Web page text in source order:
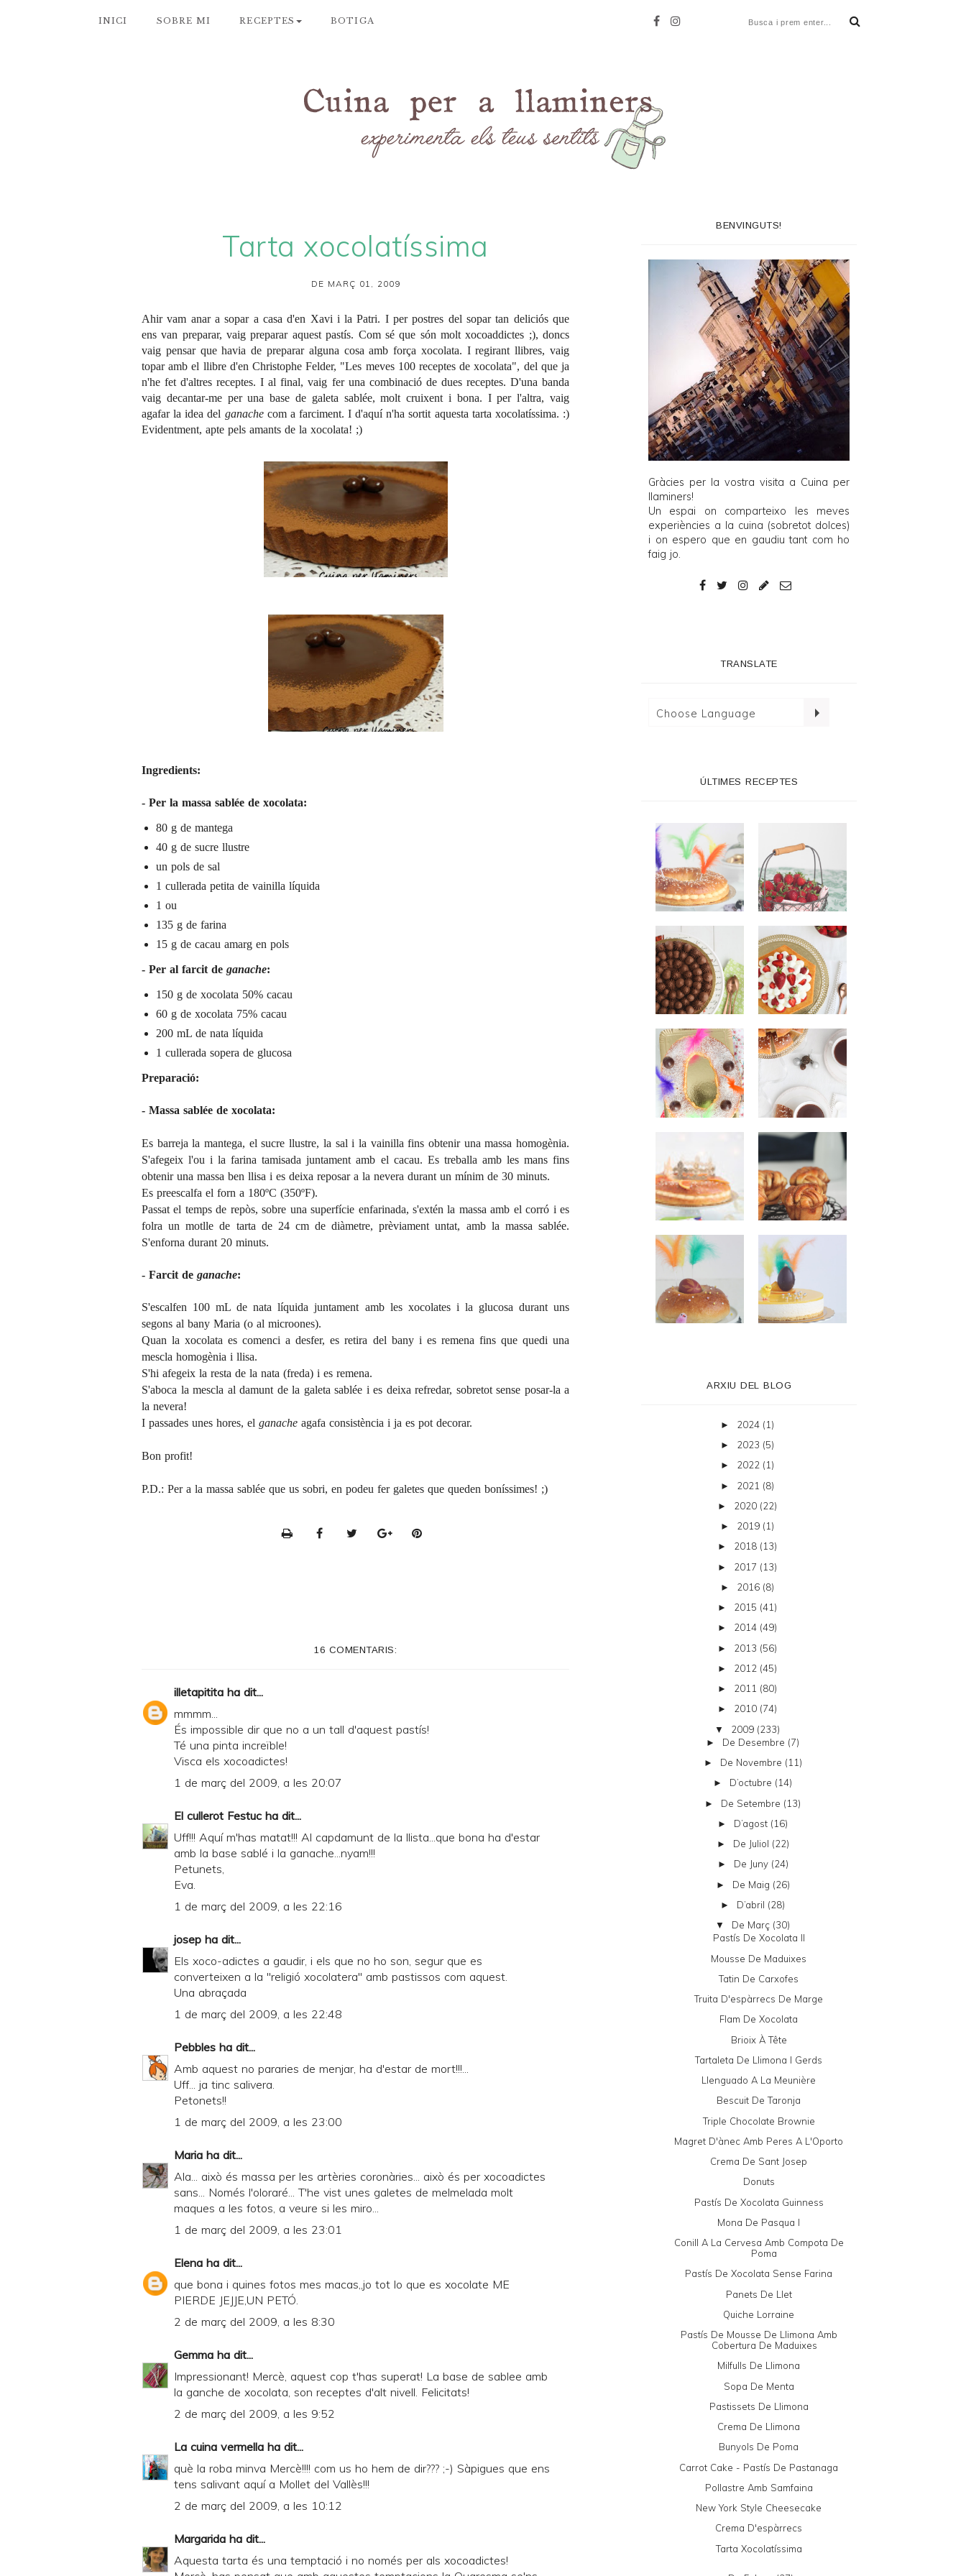
INICI SOBRE MI RECEPTES BOTIGA
Tarta xocolatíssima
DE MARÇ 01, 2009
Ahir vam anar a sopar a casa d'en Xavi i laPatri. I per postres del sopar tan deliciós que
ens van preparar, vaig preparar aquest pastís. Com sé que són molt xocoaddictes ;), doncs
vaig pensar que havia de preparar alguna cosa amb força xocolata. I regirant llibres, vaig
topar amb el llibre d'en Christophe Felder, "Les meves 100 receptes de xocolata", del que ja
n'he fet d'altres receptes. I al final, vaig fer una combinació de dues receptes. D'una banda
vaig decantar-me per una base de galeta sablée, molt cruixent i bona. I per l'altra, vaig
agafar la idea del ganachecom a farciment. I d'aquí n'ha sortit aquesta tarta xocolatíssima. :)
Evidentment, apte pels amants de la xocolata! ;)
Ingredients:
- Per la massa sablée de xocolata:
80 g de mantega
40 g de sucre llustre
un pols de sal
1 cullerada petita de vainilla líquida
1 ou
135 g de farina
15 g de cacau amarg en pols
- Per al farcit de ganache:
150 g de xocolata 50% cacau
60 g de xocolata 75% cacau
200 mL de nata líquida
1 cullerada sopera de glucosa
Preparació:
- Massa sablée de xocolata:
Es barreja la mantega, el sucre llustre, la sal i la vainilla fins obtenir una massa homogènia.
S'afegeix l'ou i la farina tamisada juntament amb el cacau. Es treballa amb les mans fins
obtenir una massa ben llisa i es deixa reposar a la nevera durant un mínim de 30 minuts.
Es preescalfa el forn a 180ºC (350ºF).
Passat el temps de repòs, sobre una superfície enfarinada, s'extén la massa amb el corró i es
folra un motlle de tarta de 24 cm de diàmetre, prèviament untat, amb la massa sablée.
S'enforna durant 20 minuts.
- Farcit de ganache:
S'escalfen 100 mL de nata líquida juntament amb les xocolates i la glucosa durant uns
segons al bany Maria (o al microones).
Quan la xocolata es comenci a desfer, es retira del bany i es remena fins que quedi una
mescla homogènia i llisa.
S'hi afegeix la resta de la nata (freda) i es remena.
S'aboca la mescla al damunt de la galeta sablée i es deixa refredar, sobretot sense posar-la a
la nevera!
I passades unes hores, el ganache agafa consistència i ja es pot decorar.
Bon profit!
P.D.: Per a la massa sablée que us sobri, en podeu fer galetes que queden boníssimes! ;)
i
d
y
a
F
16 COMENTARIS:
illetapitita ha dit...
mmmm...
És impossible dir que no a un tall d'aquest pastís!
Té una pinta increïble!
Visca els xocoadictes!
1 de març del 2009, a les 20:07
El cullerot Festuc ha dit...
Uff!!! Aquí m'has matat!!! Al capdamunt de la llista...que bona ha d'estar
amb la base sablé i la ganache...nyam!!!
Petunets,
Eva.
1 de març del 2009, a les 22:16
josep ha dit...
Els xoco-adictes a gaudir, i els que no ho son, segur que es
converteixen a la "religió xocolatera" amb pastissos com aquest.
Una abraçada
1 de març del 2009, a les 22:48
Pebbles ha dit...
Amb aquest no pararies de menjar, ha d'estar de mort!!!...
Uff... ja tinc salivera.
Petonets!!
1 de març del 2009, a les 23:00
Maria ha dit...
Ala... això és massa per les artèries coronàries... això és per xocoadictes
sans... Només l'oloraré... T'he vist unes galetes de melmelada molt
maques a les fotos, a veure si les miro...
1 de març del 2009, a les 23:01
Elena ha dit...
que bona i quines fotos mes macas,,jo tot lo que es xocolate ME
PIERDE JEJJE,UN PETÓ.
2 de març del 2009, a les 8:30
Gemma ha dit...
Impressionant! Mercè, aquest cop t'has superat! La base de sablee amb
la ganche de xocolata, son receptes d'alt nivell. Felicitats!
2 de març del 2009, a les 9:52
La cuina vermella ha dit...
què la roba minva Mercè!!!! com us ho hem de dir??? ;-) Sàpigues que ens
tens salivant aquí a Mollet del Vallès!!!
2 de març del 2009, a les 10:12
Margarida ha dit...
Aquesta tarta és una temptació i no només per als xocoadictes!
BENVINGUTS!
Gràcies per la vostra visita a Cuina per
llaminers!
Un espai on comparteixo les meves
experiències a la cuina (sobretot dolces)
i on espero que en gaudiu tant com ho
faig jo.
TRANSLATE
ÚLTIMES RECEPTES
ARXIU DEL BLOG
► 2024 (1)
► 2023 (5)
► 2022 (1)
► 2021 (8)
► 2020 (22)
► 2019 (1)
► 2018 (13)
► 2017 (13)
► 2016 (8)
► 2015 (41)
► 2014 (49)
► 2013 (56)
► 2012 (45)
► 2011 (80)
► 2010 (74)
▼ 2009 (233)
► De Desembre (7)
► De Novembre (11)
► D’octubre (14)
► De Setembre (13)
► D’agost (16)
► De Juliol (22)
► De Juny (24)
► De Maig (26)
► D’abril (28)
▼ De Març (30)
Pastís De Xocolata II
Mousse De Maduixes
Tatin De Carxofes
Truita D'espàrrecs De Marge
Flam De Xocolata
Brioix À Tête
Tartaleta De Llimona I Gerds
Llenguado A La Meunière
Bescuit De Taronja
Triple Chocolate Brownie
Magret D'ànec Amb Peres A L'Oporto
Crema De Sant Josep
Donuts
Pastís De Xocolata Guinness
Mona De Pasqua I
Conill A La Cervesa Amb Compota De
Poma
Pastís De Xocolata Sense Farina
Panets De Llet
Quiche Lorraine
Pastís De Mousse De Llimona Amb
Cobertura De Maduixes
Milfulls De Llimona
Sopa De Menta
Pastissets De Llimona
Crema De Llimona
Bunyols De Poma
Carrot Cake - Pastís De Pastanaga
Pollastre Amb Samfaina
New York Style Cheesecake
Crema D'espàrrecs
Tarta Xocolatíssima